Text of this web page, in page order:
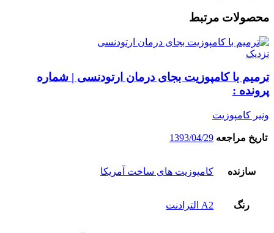
محصولات مرتبط
نزدیک
ترمیم با کامپوزیت بجای درمان ارتودنسی | شماره
پرونده :
ونیر کامپوزیت
تاریخ مراجعه 1393/04/29
سازنده کامپوزیت های ساخت آمریکا
رنگ A2 الترادنت